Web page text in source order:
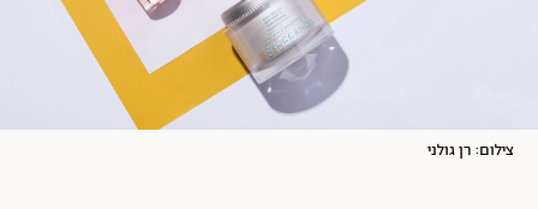
צילום: רן גולני